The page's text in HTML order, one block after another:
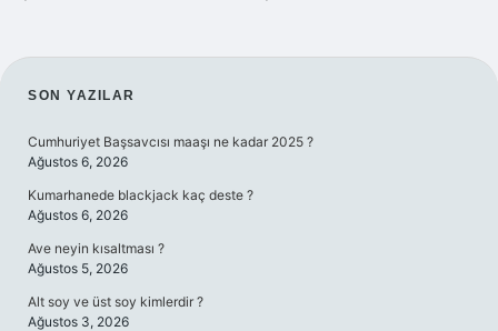
SIDEBAR
SON YAZILAR
Cumhuriyet Başsavcısı maaşı ne kadar 2025 ?
Ağustos 6, 2026
Kumarhanede blackjack kaç deste ?
Ağustos 6, 2026
Ave neyin kısaltması ?
Ağustos 5, 2026
Alt soy ve üst soy kimlerdir ?
Ağustos 3, 2026